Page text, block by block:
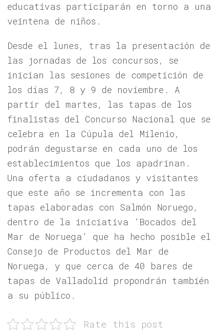
educativas participarán en torno a una
veintena de niños.
Desde el lunes, tras la presentación de
las jornadas de los concursos, se
inician las sesiones de competición de
los días 7, 8 y 9 de noviembre. A
partir del martes, las tapas de los
finalistas del Concurso Nacional que se
celebra en la Cúpula del Milenio,
podrán degustarse en cada uno de los
establecimientos que los apadrinan.
Una oferta a ciudadanos y visitantes
que este año se incrementa con las
tapas elaboradas con Salmón Noruego,
dentro de la iniciativa ‘Bocados del
Mar de Noruega’ que ha hecho posible el
Consejo de Productos del Mar de
Noruega, y que cerca de 40 bares de
tapas de Valladolid propondrán también
a su público.
Rate this post